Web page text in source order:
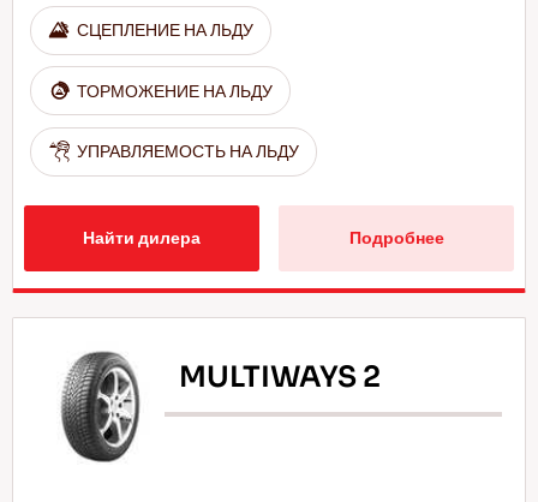
СЦЕПЛЕНИЕ НА ЛЬДУ
ТОРМОЖЕНИЕ НА ЛЬДУ
УПРАВЛЯЕМОСТЬ НА ЛЬДУ
Найти дилера Подробнее
MULTIWAYS 2